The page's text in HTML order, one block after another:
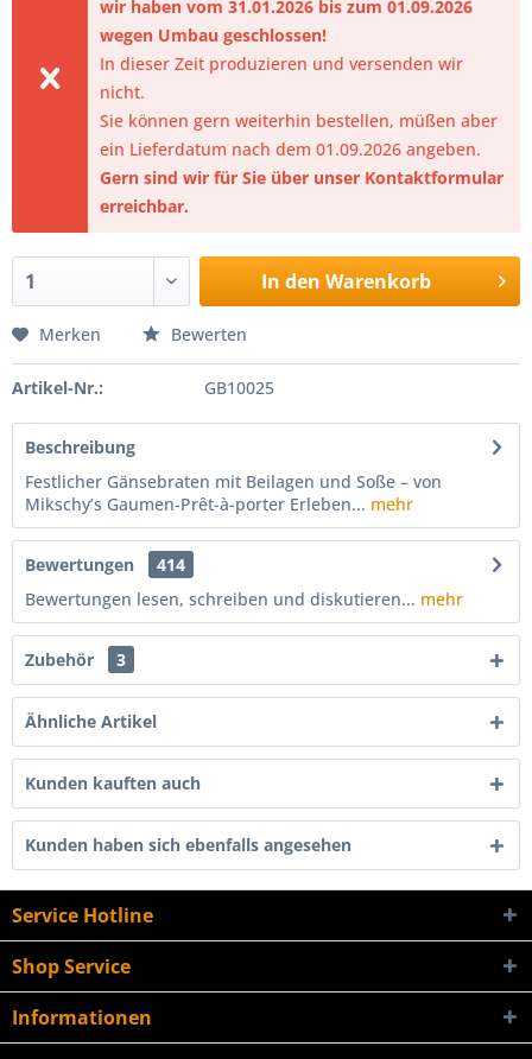
wir haben vom 31.01.2026 bis zum 01.09.2026
wegen Umbau geschlossen!
In dieser Zeit produzieren und versenden wir
nicht.
Sie können gern weiterhin bestellen, müßen aber
ein Lieferdatum nach dem 01.09.2026 angeben.
Gern sind wir für Sie über unser Kontaktformular
erreichbar.
In den Warenkorb
Merken Bewerten
Artikel-Nr.: GB10025
Beschreibung
Festlicher Gänsebraten mit Beilagen und Soße – von
Mikschy’s Gaumen-Prêt-à-porter Erleben... mehr
Bewertungen
414
Bewertungen lesen, schreiben und diskutieren... mehr
Zubehör 3
Ähnliche Artikel
Kunden kauften auch
Kunden haben sich ebenfalls angesehen
Service Hotline
Shop Service
Informationen